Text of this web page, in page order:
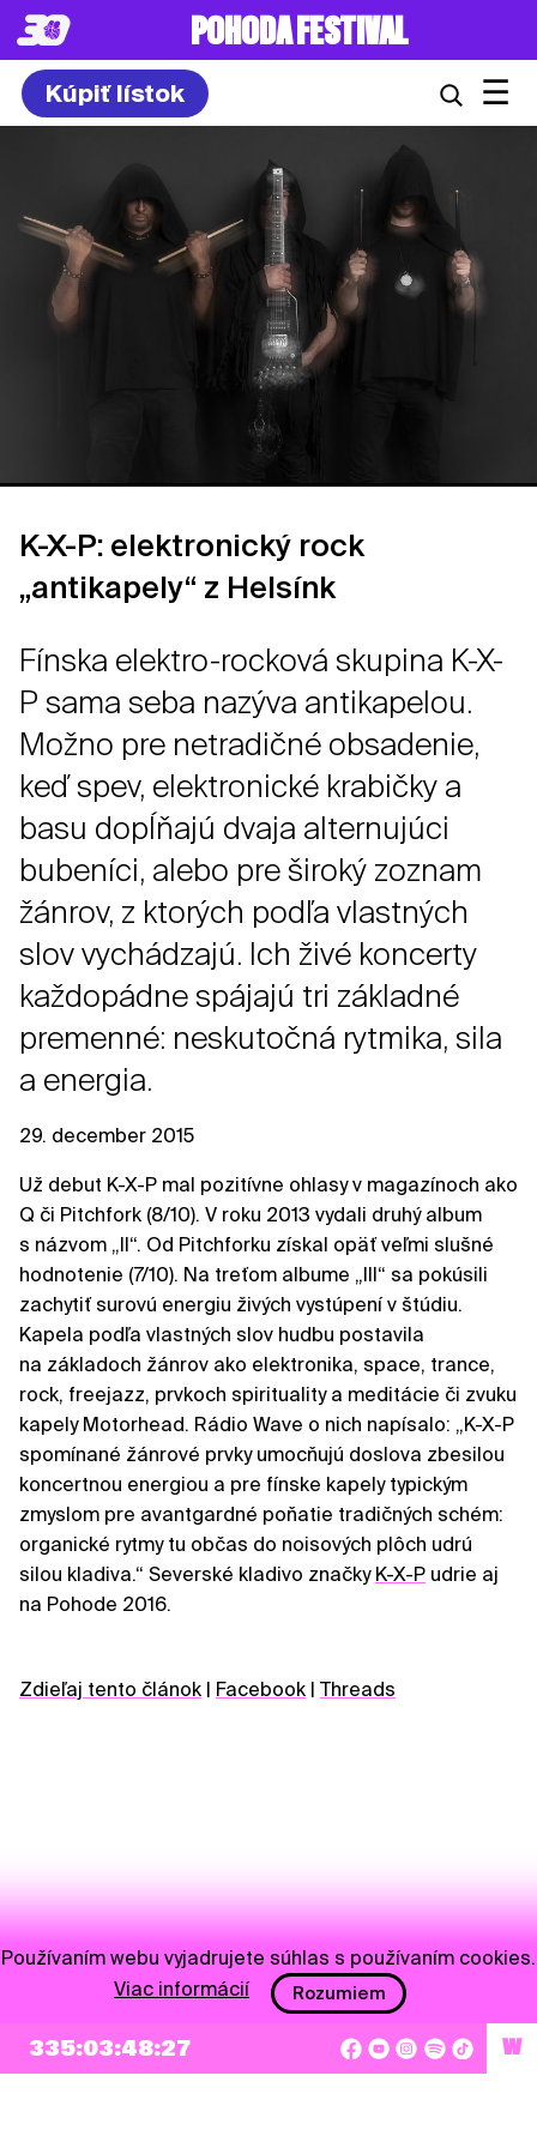
POHODA FESTIVAL
Kúpiť lístok ☰
K-X-P: elektronický rock
„antikapely“ z Helsínk
Fínska elektro-rocková skupina K-X-
P sama seba nazýva antikapelou.
Možno pre netradičné obsadenie,
keď spev, elektronické krabičky a
basu dopĺňajú dvaja alternujúci
bubeníci, alebo pre široký zoznam
žánrov, z ktorých podľa vlastných
slov vychádzajú. Ich živé koncerty
každopádne spájajú tri základné
premenné: neskutočná rytmika, sila
a energia.
29. december 2015
Už debut K-X-P mal pozitívne ohlasy v magazínoch ako
Q či Pitchfork (8/10). V roku 2013 vydali druhý album
s názvom „II“. Od Pitchforku získal opäť veľmi slušné
hodnotenie (7/10). Na treťom albume „III“ sa pokúsili
zachytiť surovú energiu živých vystúpení v štúdiu.
Kapela podľa vlastných slov hudbu postavila
na základoch žánrov ako elektronika, space, trance,
rock, freejazz, prvkoch spirituality a meditácie či zvuku
kapely Motorhead. Rádio Wave o nich napísalo: „K-X-P
spomínané žánrové prvky umocňujú doslova zbesilou
koncertnou energiou a pre fínske kapely typickým
zmyslom pre avantgardné poňatie tradičných schém:
organické rytmy tu občas do noisových plôch udrú
silou kladiva.“ Severské kladivo značky K-X-P udrie aj
na Pohode 2016.
Zdieľaj tento článok | Facebook | Threads
NEWSLETTER
335:03:48:27 W
Používaním webu vyjadrujete súhlas s používaním cookies.
Viac informácií
Rozumiem